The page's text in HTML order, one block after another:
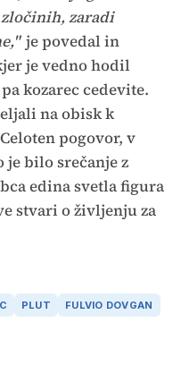
zaradi
je povedal in
je vedno hodil
kozarec cedevite.
na obisk k
pogovor, v
je bilo srečanje z
edina svetla figura
stvari o življenju za
PLUT FULVIO DOVGAN